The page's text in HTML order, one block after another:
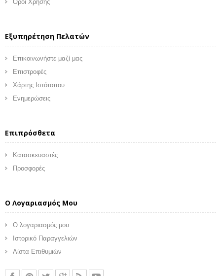
Όροι Χρήσης
Εξυπηρέτηση Πελατών
Επικοινωνήστε μαζί μας
Επιστροφές
Χάρτης Ιστότοπου
Ενημερώσεις
Επιπρόσθετα
Κατασκευαστές
Προσφορές
Ο Λογαριασμός Μου
Ο λογαριασμός μου
Ιστορικό Παραγγελιών
Λίστα Επιθυμιών